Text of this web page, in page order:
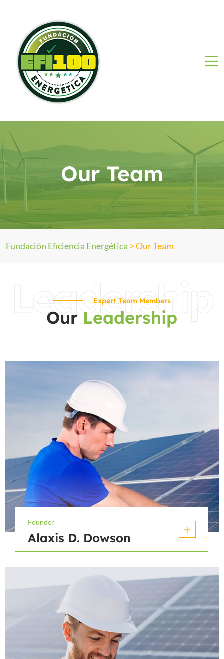
Our Team
Fundación Eficiencia Energética >Our Team
Leadership
Expert Team Members
Our Leadership
Founder
Alaxis D. Dowson